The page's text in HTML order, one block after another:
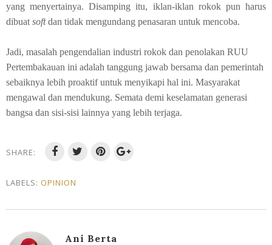
yang menyertainya. Disamping itu, iklan-iklan rokok pun harus
dibuat softdan tidak mengundang penasaran untuk mencoba.
Jadi, masalah pengendalian industri rokok dan penolakan RUU
Pertembakauan ini adalah tanggung jawab bersama dan pemerintah
sebaiknya lebih proaktif untuk menyikapi hal ini. Masyarakat
mengawal dan mendukung. Semata demi keselamatan generasi
bangsa dan sisi-sisi lainnya yang lebih terjaga.
SHARE:
LABELS: OPINION
Ani Berta